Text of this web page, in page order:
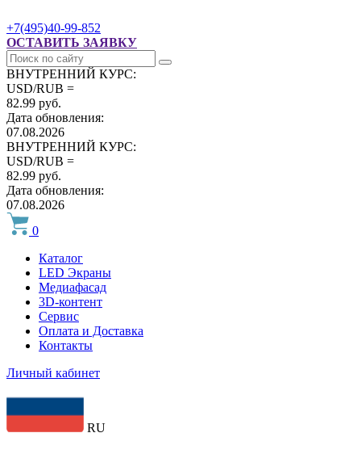
+7(495)40-99-852
ОСТАВИТЬ ЗАЯВКУ
ВНУТРЕННИЙ КУРС:
USD/RUB =
82.99 руб.
Дата обновления:
07.08.2026
ВНУТРЕННИЙ КУРС:
USD/RUB =
82.99 руб.
Дата обновления:
07.08.2026
0
Каталог
LED Экраны
Медиафасад
3D-контент
Сервис
Оплата и Доставка
Контакты
Личный кабинет
RU